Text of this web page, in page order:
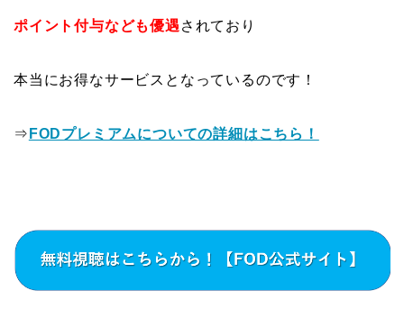
ポイント付与なども優遇 されており
本当にお得なサービスとなっているのです！
⇒ FODプレミアムについての詳細はこちら！